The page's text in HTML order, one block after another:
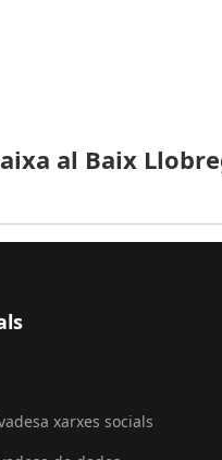
al Baix
xarxes socials